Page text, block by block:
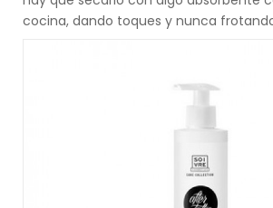
cocina, dando toques y nunca